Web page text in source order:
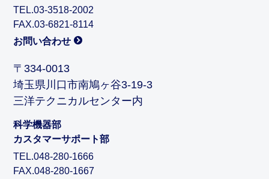
TEL.03-3518-2002
FAX.03-6821-8114
お問い合わせ
〒334-0013
埼玉県川口市南鳩ヶ谷3-19-3
三洋テクニカルセンター内
科学機器部
カスタマーサポート部
TEL.048-280-1666
FAX.048-280-1667